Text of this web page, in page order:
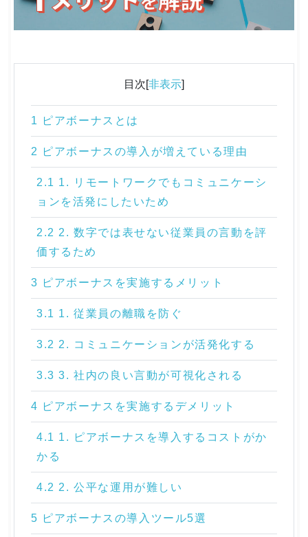
目次[非表示]
1 ピアボーナスとは
2 ピアボーナスの導入が増えている理由
2.1 1. リモートワークでもコミュニケーシ
ョンを活発にしたいため
2.2 2. 数字では表せない従業員の言動を評
価するため
3 ピアボーナスを実施するメリット
3.1 1. 従業員の離職を防ぐ
3.2 2. コミュニケーションが活発化する
3.3 3. 社内の良い言動が可視化される
4 ピアボーナスを実施するデメリット
4.1 1. ピアボーナスを導入するコストがか
かる
4.2 2. 公平な運用が難しい
5 ピアボーナスの導入ツール5選